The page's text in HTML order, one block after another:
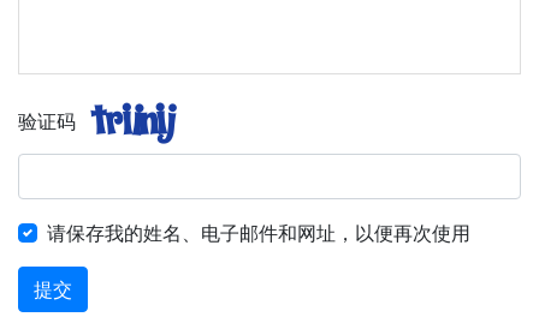
验证码
请保存我的姓名、电子邮件和网址，以便再次使用
提交